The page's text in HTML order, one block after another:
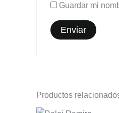
Guardar mi
Productos